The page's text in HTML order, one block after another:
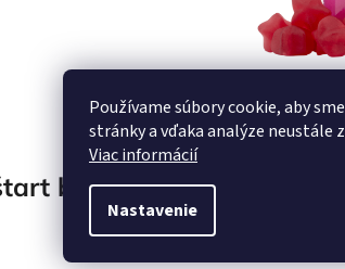
Používame súbory cookie, aby
stránky a vďaka analýze neustále
Viac informácií
Nastavenie
bez chémie? ✨